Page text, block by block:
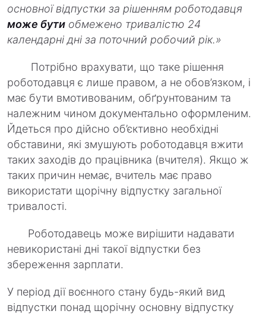
основної відпустки за рішенням роботодавця
може бути обмежено тривалістю 24
календарні дні за поточний робочий рік.»
Потрібно врахувати, що таке рішення
роботодавця є лише правом, а не обов’язком, і
має бути вмотивованим, обґрунтованим та
належним чином документально оформленим.
Йдеться про дійсно об’єктивно необхідні
обставини, які змушують роботодавця вжити
таких заходів до працівника (вчителя). Якщо ж
таких причин немає, вчитель має право
використати щорічну відпустку загальної
тривалості.
Роботодавець може вирішити надавати
невикористані дні такої відпустки без
збереження зарплати.
У період дії воєнного стану будь-який вид
відпустки понад щорічну основну відпустку